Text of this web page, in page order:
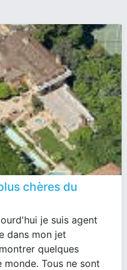
chères du
je suis agent
dans mon jet
quelques
Tous ne sont